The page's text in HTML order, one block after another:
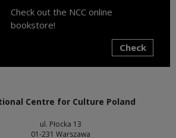
Check out the NCC online
bookstore!
Check
Centre for Culture Poland
ul. Płocka 13
01-231 Warszawa